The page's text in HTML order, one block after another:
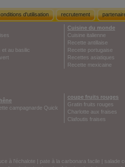
d'utilisation recrutement
au basilic
Cuisine du monde
Cuisine italienne
Recette antillaise
Recette portugaise
Recettes asiatiques
Recette mexicaine
campagnarde Quick
coupe fruits rouges
Gratin fruits rouges
Charlotte aux fraises
Clafoutis fraises
à l'échalote | pate à la carbonara facile | salade